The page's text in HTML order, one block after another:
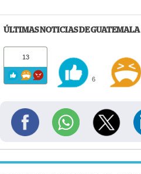
ÚLTIMAS NOTICIAS DE GUATEMALA
13
6